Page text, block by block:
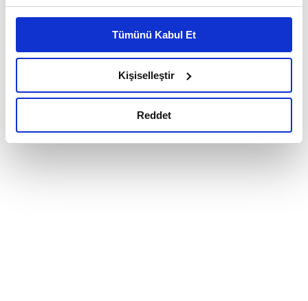
reklam/pazarlama faaliyetlerinin yapılması, amaçlarıyla
Çerezlere ilişkin tercihlerinizi çerez paneli vasıtasıyla
belirleyebilirsiniz. Çerezlere ilişkin detaylı bilgi için
Ayarlar butonuna tıklayabilir,Çerez Bilgilendirme
Metnimizi ziyaret edebilirsiniz.
okumak ve sitemizi ziyaretiniz kapsamında
Tümünü Kabul Et
Kişiselleştir
Reddet